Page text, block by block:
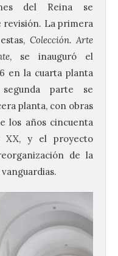
del Reina se
revisión. La primera
Colección. Arte
, se inauguró el
en la cuarta planta
parte se
planta, con obras
los años cincuenta
XX, y el proyecto
de la